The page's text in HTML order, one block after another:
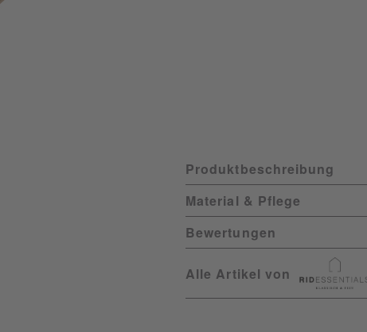
Produktbeschreibung
Material & Pflege
Bewertungen
Alle Artikel von